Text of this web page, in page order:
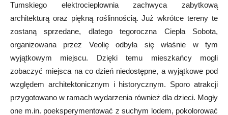
Tumskiego elektrociepłownia zachwyca zabytkową
architekturą oraz piękną roślinnością. Już wkrótce tereny te
zostaną sprzedane, dlatego tegoroczna Ciepła Sobota,
organizowana przez Veolię odbyła się właśnie w tym
wyjątkowym miejscu. Dzięki temu mieszkańcy mogli
zobaczyć miejsca na co dzień niedostępne, a wyjątkowe pod
względem architektonicznym i historycznym. Sporo atrakcji
przygotowano w ramach wydarzenia również dla dzieci. Mogły
one m.in. poeksperymentować z suchym lodem, pokolorować